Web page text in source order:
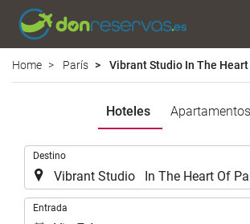
Home París Vibrant Studio In The
Hoteles Apartamentos
Destino
Entrada